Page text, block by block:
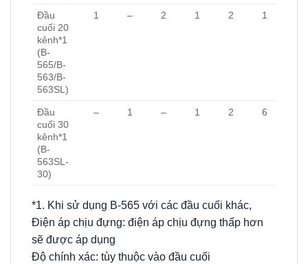
Đầu
cuối 20
kênh*1
(B-
565/B-
563/B-
563SL)
1 – 2 1 2 1
Đầu
cuối 30
kênh*1
(B-
563SL-
30)
– 1 – 1 2 6
*1. Khi sử dụng B-565 với các đầu cuối khác,
Điện áp chịu đựng: điện áp chịu đựng thấp hơn
sẽ được áp dụng
Độ chính xác: tùy thuộc vào đầu cuối